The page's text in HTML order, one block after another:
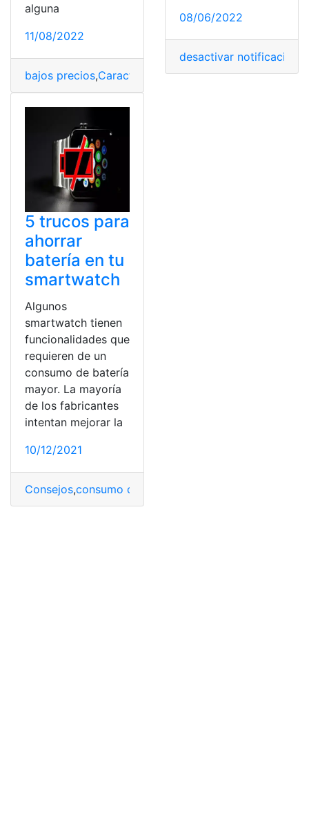
alguna
11/08/2022
bajos precios,Características y Precio,reloj,reloj
08/06/2022
desactivar
5 trucos para
ahorrar
batería en tu
smartwatch
Algunos
smartwatch tienen
funcionalidades que
requieren de un
consumo de batería
mayor. La mayoría
de los fabricantes
intentan mejorar la
10/12/2021
Consejos,consumo de batería